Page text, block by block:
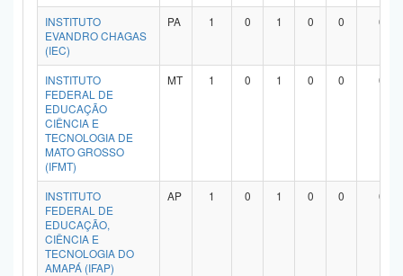
INSTITUTO
EVANDRO CHAGAS
(IEC)
PA 1 0 1 0 0 0
INSTITUTO
FEDERAL DE
EDUCAÇÃO
CIÊNCIA E
TECNOLOGIA DE
MATO GROSSO
(IFMT)
MT 1 0 1 0 0 0
INSTITUTO
FEDERAL DE
EDUCAÇÃO,
CIÊNCIA E
TECNOLOGIA DO
AMAPÁ (IFAP)
AP 1 0 1 0 0 0